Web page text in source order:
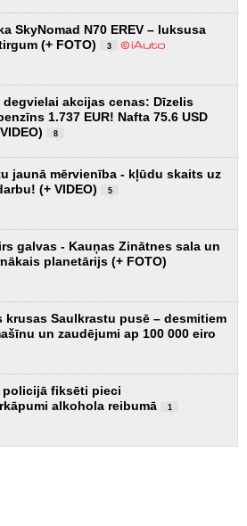
SkyNomad N70 EREV – luksusa
(+ FOTO)
3
degvielai akcijas cenas: Dīzelis
1.737 EUR! Nafta 75.6 USD
8
jaunā mērvienība - kļūdu skaits uz
(+ VIDEO)
5
galvas - Kauņas Zinātnes sala un
planetārijs (+ FOTO)
krusas Saulkrastu pusē – desmitiem
un zaudējumi ap 100 000 eiro
policijā fiksēti pieci
alkohola reibumā
1